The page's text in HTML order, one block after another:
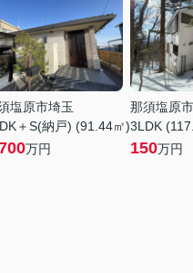
塩原市埼玉
＋S(納戸) (91.44㎡)
万円
那須塩原
3LDK
150万円